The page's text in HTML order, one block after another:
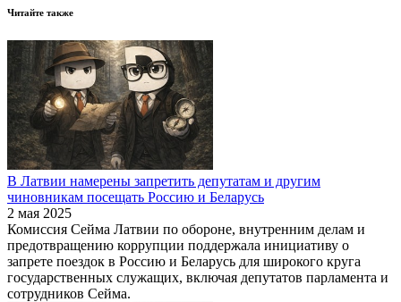
Читайте также
В Латвии намерены запретить депутатам и другим
чиновникам посещать Россию и Беларусь
2 мая 2025
Комиссия Сейма Латвии по обороне, внутренним делам и
предотвращению коррупции поддержала инициативу о
запрете поездок в Россию и Беларусь для широкого круга
государственных служащих, включая депутатов парламента и
сотрудников Сейма.